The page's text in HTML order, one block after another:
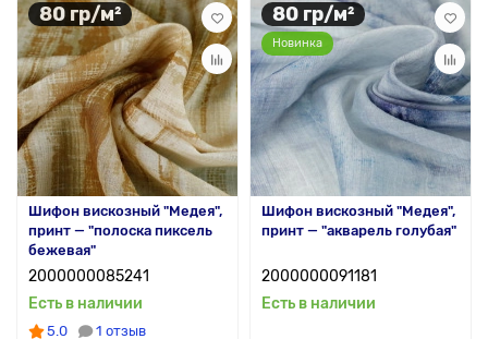
80 гр/м²
Шифон вискозный "Медея",
принт — "полоска пиксель
бежевая"
2000000085241
Есть в наличии
5.0 1 отзыв
80 гр/м²
Новинка
Шифон вискозный "Медея",
принт — "акварель голубая"
2000000091181
Есть в наличии